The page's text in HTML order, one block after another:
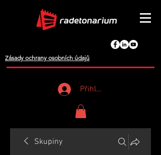
Zásady ochrany osobních údajů
Přihlášení
Skupiny